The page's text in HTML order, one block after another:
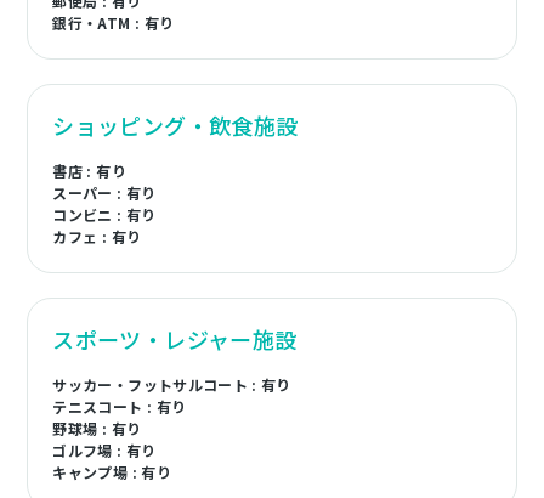
銀行・ATM : 有り
ショッピング・飲食施設
書店 : 有り
スーパー : 有り
コンビニ : 有り
カフェ : 有り
スポーツ・レジャー施設
サッカー・フットサルコート : 有り
テニスコート : 有り
野球場 : 有り
ゴルフ場 : 有り
キャンプ場 : 有り